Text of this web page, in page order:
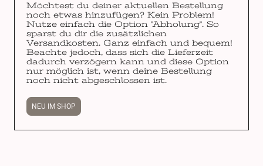
Möchtest du deiner aktuellen Bestellung
noch etwas hinzufügen? Kein Problem!
Nutze einfach die Option "Abholung". So
sparst du dir die zusätzlichen
Versandkosten. Ganz einfach und bequem!
Beachte jedoch, dass sich die Lieferzeit
dadurch verzögern kann und diese Option
nur möglich ist, wenn deine Bestellung
noch nicht abgeschlossen ist.
NEU IM SHOP